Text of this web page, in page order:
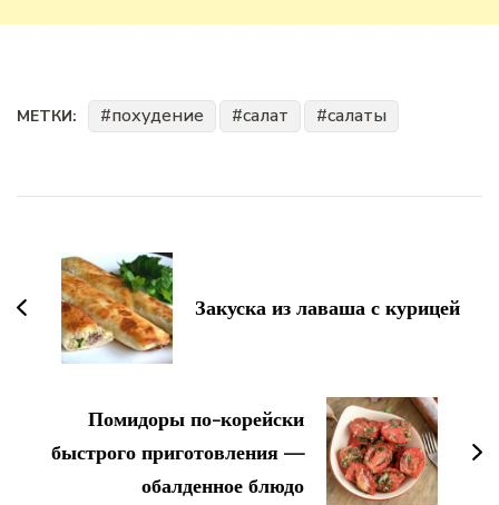
МЕТКИ: похудение салат салаты
записям
Закуска из лаваша с курицей
Помидоры по-корейски
быстрого приготовления —
обалденное блюдо